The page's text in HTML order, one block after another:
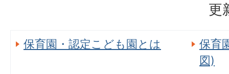
更
保育園・認定こども園とは
保育
図)